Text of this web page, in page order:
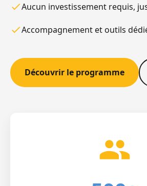
Aucun investissement requis,
Accompagnement et outils
Découvrir le programme